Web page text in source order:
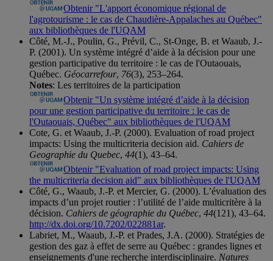
Obtenir "L'apport économique régional de
l'agrotourisme : le cas de Chaudière-Appalaches au Québec"
aux bibliothèques de l'UQAM
Côté, M.-J., Poulin, G., Prévil, C., St-Onge, B. et Waaub, J.-
P. (2001). Un système intégré d’aide à la décision pour une
gestion participative du territoire : le cas de l'Outaouais,
Québec. Géocarrefour, 76(3), 253–264.
Notes: Les territoires de la participation
Obtenir "Un système intégré d’aide à la décision
pour une gestion participative du territoire : le cas de
l'Outaouais, Québec" aux bibliothèques de l'UQAM
Cote, G. et Waaub, J.-P. (2000). Evaluation of road project
impacts: Using the multicriteria decision aid. Cahiers de
Geographie du Quebec, 44(1), 43–64.
Obtenir "Evaluation of road project impacts: Using
the multicriteria decision aid" aux bibliothèques de l'UQAM
Côté, G., Waaub, J.-P. et Mercier, G. (2000). L’évaluation des
impacts d’un projet routier : l’utilité de l’aide multicritère à la
décision. Cahiers de géographie du Québec, 44(121), 43–64.
http://dx.doi.org/10.7202/022881ar.
Labriet, M., Waaub, J.-P. et Prades, J.A. (2000). Stratégies de
gestion des gaz à effet de serre au Québec : grandes lignes et
enseignements d'une recherche interdisciplinaire. Natures